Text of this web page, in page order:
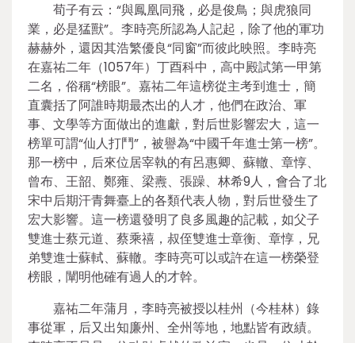
荀子有云：“與鳳凰同飛，必是俊鳥；與虎狼同
業，必是猛獸”。李時亮所認為人記起，除了他的軍功
赫赫外，還因其浩繁優良“同窗”而彼此映照。李時亮
在嘉祐二年（1057年）丁酉科中，高中殿試第一甲第
二名，俗稱“榜眼”。嘉祐二年這榜從主考到進士，簡
直囊括了阿誰時期最杰出的人才，他們在政治、軍
事、文學等方面做出的進獻，對后世影響宏大，這一
榜單可謂“仙人打鬥”，被譽為“中國千年進士第一榜”。
那一榜中，后來位居宰執的有呂惠卿、蘇轍、章惇、
曾布、王韶、鄭雍、梁燾、張躁、林希9人，會合了北
宋中后期汗青舞臺上的各類代表人物，對后世發生了
宏大影響。這一榜還發明了良多風趣的記載，如父子
雙進士蔡元道、蔡乘禧，叔侄雙進士章衡、章惇，兄
弟雙進士蘇軾、蘇轍。李時亮可以或許在這一榜榮登
榜眼，闡明他確有過人的才幹。
嘉祐二年蒲月，李時亮被授以桂州（今桂林）錄
事從軍，后又出知廉州、全州等地，地點皆有政績。